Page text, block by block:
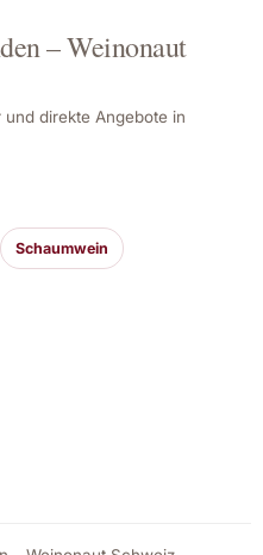
– Weinonaut
direkte Angebote in
Schaumwein